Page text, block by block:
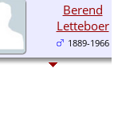
Berend
Letteboer
1889-1966